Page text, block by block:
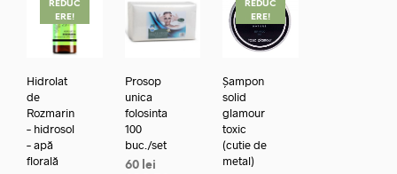
REDUC
ERE!
Hidrolat
de
Rozmarin
– hidrosol
– apă
florală
Prosop
unica
folosinta
100
buc./set
60 lei
REDUC
ERE!
Șampon
solid
glamour
toxic
(cutie de
metal)